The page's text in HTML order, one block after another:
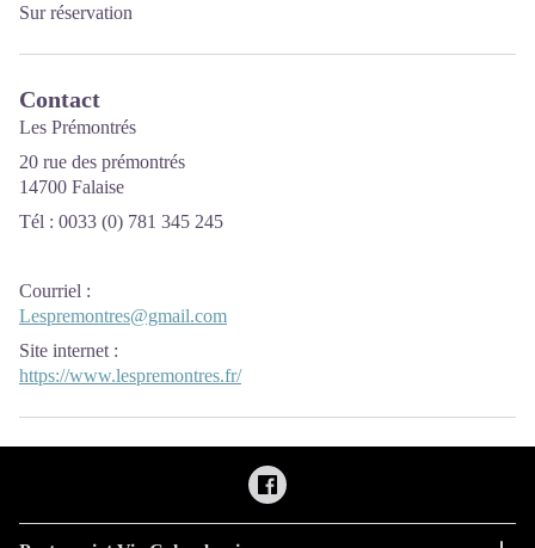
Sur réservation
Contact
Les Prémontrés
20 rue des prémontrés
14700 Falaise
Tél : 0033 (0) 781 345 245
Courriel :
Lespremontres@gmail.com
Site internet :
https://www.lespremontres.fr/